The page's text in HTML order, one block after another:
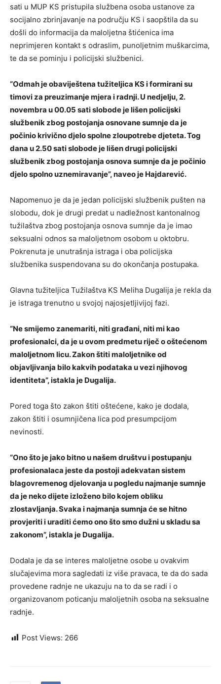
sati u MUP KS pristupila službena osoba ustanove za
socijalno zbrinjavanje na području KS i saopštila da su
došli do informacija da maloljetna štićenica ima
neprimjeren kontakt s odraslim, punoljetnim muškarcima,
te da se pominju i policijski službenici.
“Odmah je obaviještena tužiteljica KS i formirani su
timovi za preuzimanje mjera i radnji. U nedjelju, 2.
novembra u 00.05 sati slobode je lišen policijski
službenik zbog postojanja osnovane sumnje da je
počinio krivično djelo spolne zloupotrebe djeteta. Tog
dana u 2.50 sati slobode je lišen drugi policijski
službenik zbog postojanja osnova sumnje da je počinio
djelo spolno uznemiravanje”, naveo je Hajdarević.
Napomenuo je da je jedan policijski službenik pušten na
slobodu, dok je drugi predat u nadležnost kantonalnog
tužilaštva zbog postojanja osnova sumnje da je imao
seksualni odnos sa maloljetnom osobom u oktobru.
Pokrenuta je unutrašnja istraga i oba policijska
službenika suspendovana su do okončanja postupaka.
Glavna tužiteljica Tužilaštva KS Meliha Dugalija je rekla da
je istraga trenutno u svojoj najosjetljivijoj fazi.
“Ne smijemo zanemariti, niti građani, niti mi kao
profesionalci, da je u ovom predmetu riječ o oštećenom
maloljetnom licu. Zakon štiti maloljetnike od
objavljivanja bilo kakvih podataka u vezi njihovog
identiteta”, istakla je Dugalija.
Pored toga što zakon štiti oštećene, kako je dodala,
zakon štiti i osumnjičena lica pod presumpcijom
nevinosti.
“Ono što je jako bitno u našem društvu i postupanju
profesionalaca jeste da postoji adekvatan sistem
blagovremenog djelovanja u pogledu najmanje sumnje
da je neko dijete izloženo bilo kojem obliku
zlostavljanja. Svaka i najmanja sumnja će se hitno
provjeriti i uraditi ćemo ono što smo dužni u skladu sa
zakonom”, istakla je Dugalija.
Dodala je da se interes maloljetne osobe u ovakvim
slučajevima mora sagledati iz više pravaca, te da do sada
provedene radnje ne ukazuju na to da se radi i o
organizovanom poticanju maloljetnih osoba na seksualne
radnje.
Post Views: 266